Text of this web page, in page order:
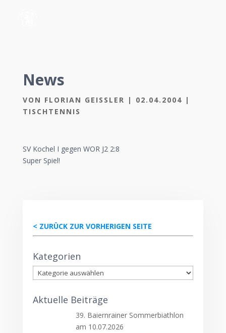
News
VON FLORIAN GEISSLER | 02.04.2004 |
TISCHTENNIS
SV Kochel I gegen WOR J2 2:8
Super Spiel!
< ZURÜCK ZUR VORHERIGEN SEITE
Kategorien
Kategorien
Aktuelle Beiträge
39. Baiernrainer Sommerbiathlon
am 10.07.2026